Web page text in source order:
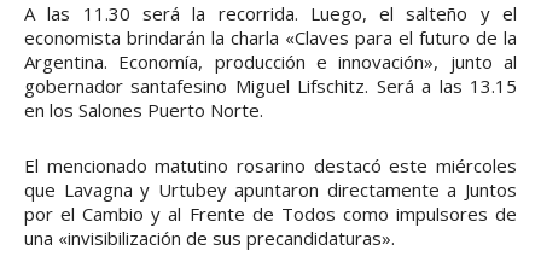
A las 11.30 será la recorrida. Luego, el salteño y el
economista brindarán la charla «Claves para el futuro de la
Argentina. Economía, producción e innovación», junto al
gobernador santafesino Miguel Lifschitz. Será a las 13.15
en los Salones Puerto Norte.
El mencionado matutino rosarino destacó este miércoles
que Lavagna y Urtubey apuntaron directamente a Juntos
por el Cambio y al Frente de Todos como impulsores de
una «invisibilización de sus precandidaturas».